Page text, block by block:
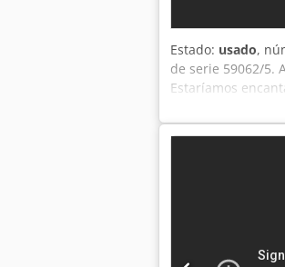
Estado: usado,
de serie 59062/5.
Estaríamos